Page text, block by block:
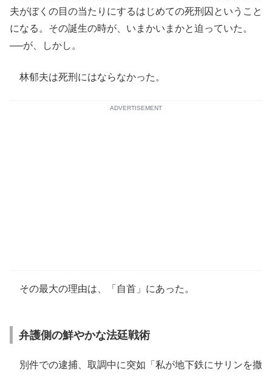
夫がぼくの目の当たりにするはじめての死刑囚ということ
になる。その誕生の時が、いまかいまかと迫っていた。
──が、しかし。
林郁夫は死刑にはならなかった。
ADVERTISEMENT
その最大の理由は、「自首」にあった。
弁護側の鮮やかな法廷戦術
別件での逮捕、取調中に突如「私が地下鉄にサリンを撒